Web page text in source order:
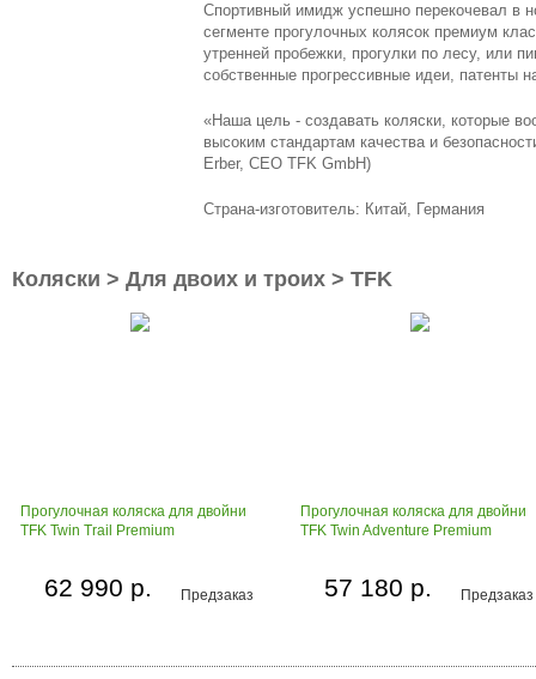
Спортивный имидж успешно перекочевал в
сегменте прогулочных колясок премиум
утренней пробежки, прогулки по лесу, или
собственные прогрессивные идеи, патенты
«Наша цель - создавать коляски, которые
высоким стандартам качества и
Erber, CEO TFK GmbH)
Страна-изготовитель: Китай, Германия
Коляски > Для двоих и троих > TFK
Прогулочная коляска для двойни
TFK Twin Trail Premium
Предзаказ
62 990 р.
Прогулочная коляска для двойни
TFK Twin Adventure Premium
Предзаказ
57 180 р.